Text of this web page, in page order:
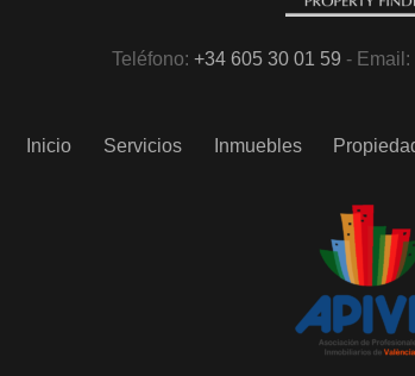
Teléfono: +34 605 30 01 59 - Email:
Inicio Servicios Inmuebles